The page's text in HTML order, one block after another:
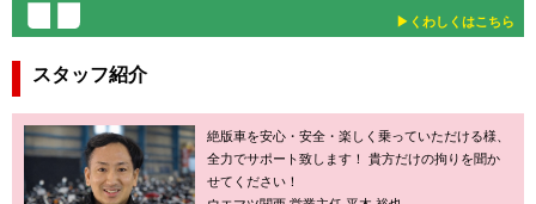
▶︎くわしくはこちら
スタッフ紹介
絶版車を安心・安全・楽しく乗っていただける様、
全力でサポート致します！ 貴方だけの拘りを聞か
せてください！